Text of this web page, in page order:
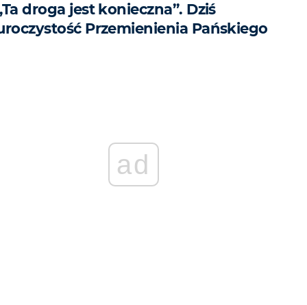
droga jest konieczna”. Dziś
Przemienienia Pańskiego
ad